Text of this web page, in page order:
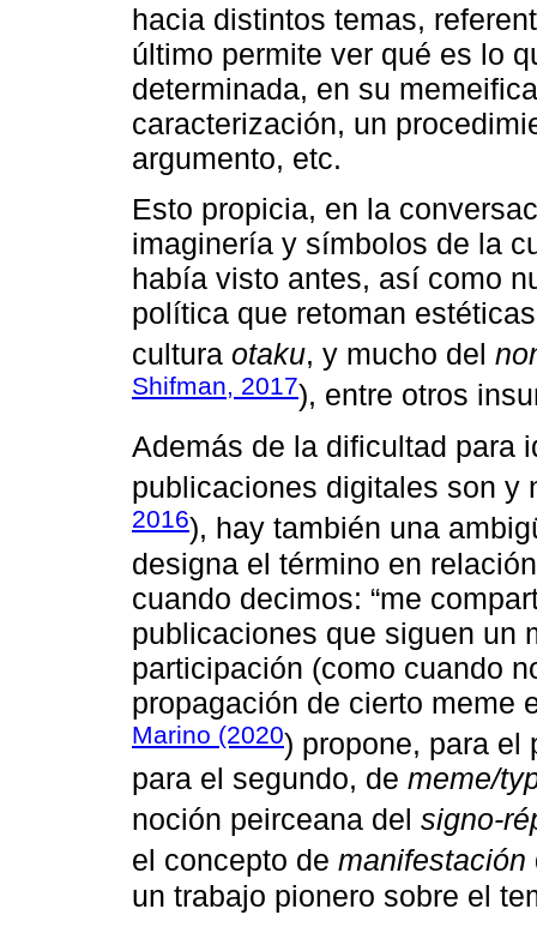
hacia distintos temas,
último permite ver qué es lo
determinada, en su
caracterización, un
argumento, etc.
Esto propicia, en la
imaginería y símbolos de la
había visto antes, así como
política que retoman
cultura otaku, y mucho del
Shifman, 2017), entre otros
Además de la dificultad para
publicaciones digitales son y
2016), hay también una
designa el término en
cuando decimos: “me
publicaciones que siguen un
participación (como cuando
propagación de cierto meme
Marino (2020) propone, para
para el segundo, de meme/
noción peirceana del signo-
el concepto de manifestación
un trabajo pionero sobre el